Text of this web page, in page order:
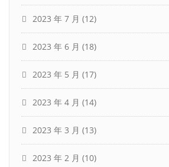
2023 年 7 月 (12)
2023 年 6 月 (18)
2023 年 5 月 (17)
2023 年 4 月 (14)
2023 年 3 月 (13)
2023 年 2 月 (10)